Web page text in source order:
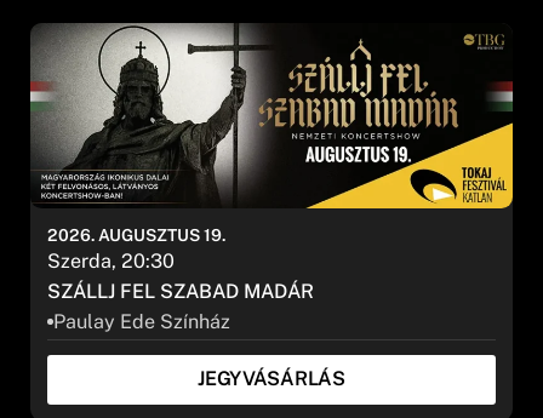
SZÁLLJ FEL SZABAD MADÁR
Paulay Ede Színház
2026. AUGUSZTUS 19.
Szerda, 20:30
JEGYVÁSÁRLÁS